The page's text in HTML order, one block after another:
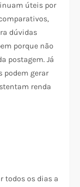
úteis por
dúvidas
porque não
postagem. Já
gerar
renda
todos os dias a